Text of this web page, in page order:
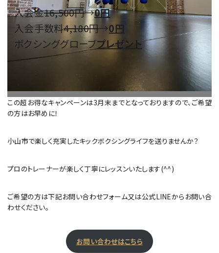
入会金16,500円→0円
入会手数料4,180円→0円
ボクシンググローブプレゼント
この超お得なキャンペーンは3月末までとなっておりますので、ご希望
の方はお早めに！
小山市で楽しく充実したキックボクシングライフを送りませんか？
プロのトレーナーが楽しく丁寧にレッスンいたします(^^)
ご希望の方は下記お問い合わせフォーム又は公式LINEからお問い合
わせください。
お問い合わせはこちら